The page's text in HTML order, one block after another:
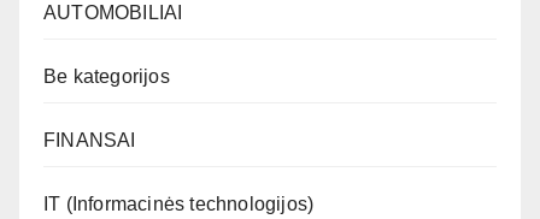
AUTOMOBILIAI
Be kategorijos
FINANSAI
IT (Informacinės technologijos)